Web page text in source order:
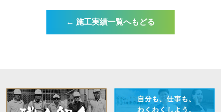
← 施工実績一覧へもどる